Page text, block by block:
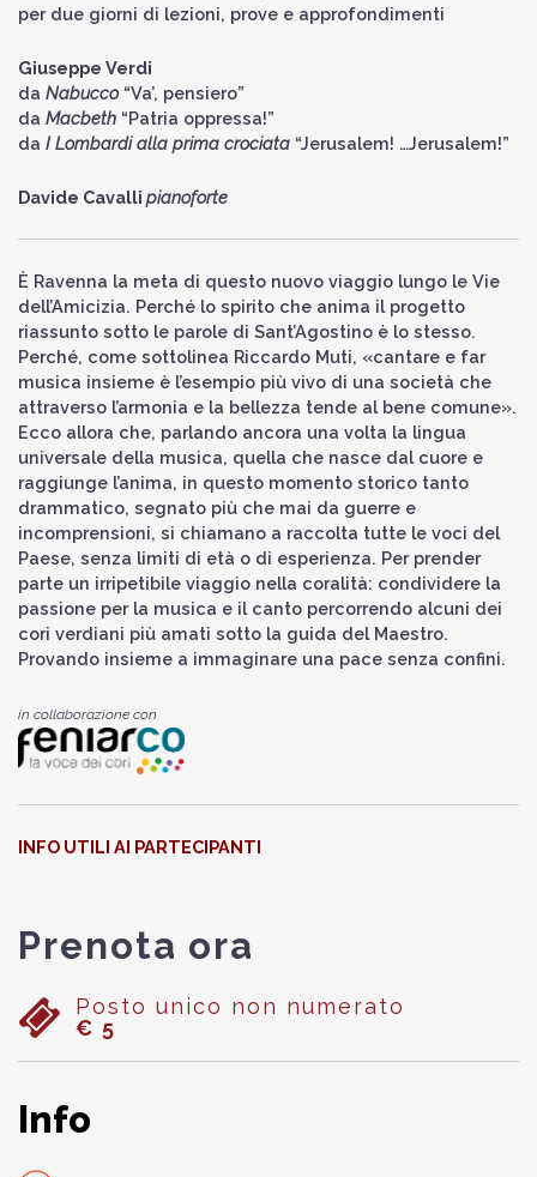
per due giorni di lezioni, prove e approfondimenti
Giuseppe Verdi
da Nabucco“Va’, pensiero”
da Macbeth “Patria oppressa!”
da I Lombardi alla prima crociata “Jerusalem! …Jerusalem!”
Davide Cavalli pianoforte
È Ravenna la meta di questo nuovo viaggio lungo le Vie
dell’Amicizia. Perché lo spirito che anima il progetto
riassunto sotto le parole di Sant’Agostino è lo stesso.
Perché, come sottolinea Riccardo Muti, «cantare e far
musica insieme è l’esempio più vivo di una società che
attraverso l’armonia e la bellezza tende al bene comune».
Ecco allora che, parlando ancora una volta la lingua
universale della musica, quella che nasce dal cuore e
raggiunge l’anima, in questo momento storico tanto
drammatico, segnato più che mai da guerre e
incomprensioni, si chiamano a raccolta tutte le voci del
Paese, senza limiti di età o di esperienza. Per prender
parte un irripetibile viaggio nella coralità: condividere la
passione per la musica e il canto percorrendo alcuni dei
cori verdiani più amati sotto la guida del Maestro.
Provando insieme a immaginare una pace senza confini.
in collaborazione con
INFO UTILI AI PARTECIPANTI
Prenota ora
Posto unico non numerato
€ 5
Info